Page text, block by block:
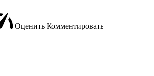
Оценить Комментировать